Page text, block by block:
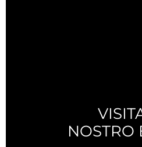
NOSTRO